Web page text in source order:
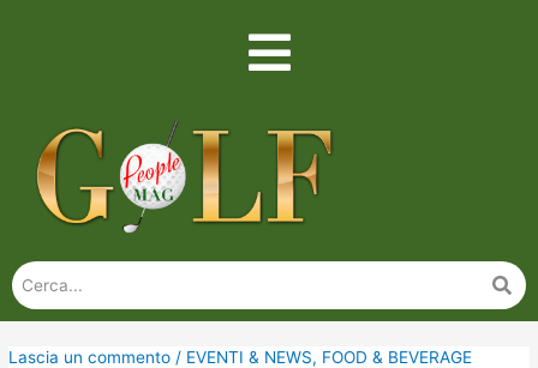
Lascia un commento / EVENTI & NEWS, FOOD & BEVERAGE